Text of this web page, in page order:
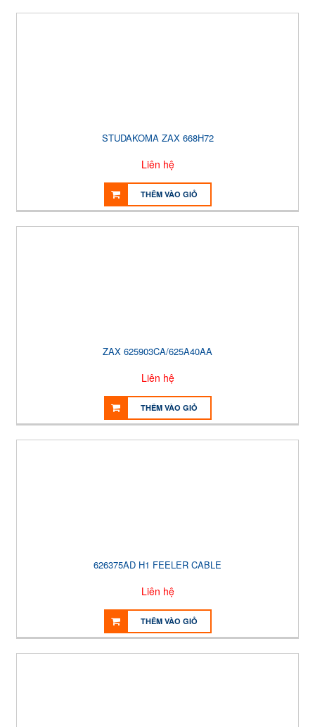
STUDAKOMA ZAX 668H72
Liên hệ
THÊM VÀO GIỎ
ZAX 625903CA/625A40AA
Liên hệ
THÊM VÀO GIỎ
626375AD H1 FEELER CABLE
Liên hệ
THÊM VÀO GIỎ